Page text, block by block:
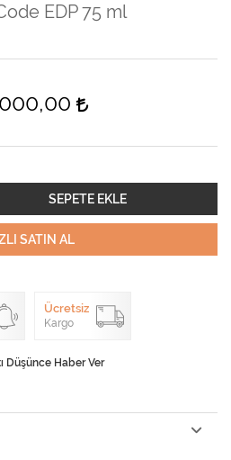
EDP 75 ml
SEPETE EKLE
SATIN AL
Ücretsiz
Kargo
Düşünce Haber Ver